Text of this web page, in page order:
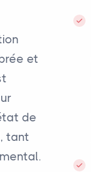
et
de
tant